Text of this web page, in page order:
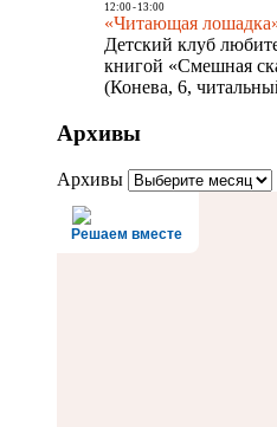
12:00- 13:00
«Читающая
Детский клуб
книгой «Смешная
(Конева, 6,
Архивы
Архивы
Решаем вместе